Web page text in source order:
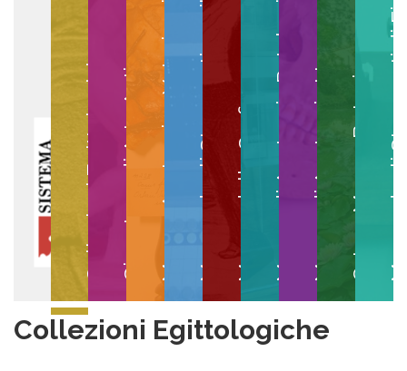
Collezioni EgittologicheGipsoteca di Arte AnticaMuseo Anatomico VeterinarioMuseo degli Strumenti per il CalcoloMuseo della GraficaMuseo di Anatomia PatologicaMuseo di Anatomia UmanaOrto e Museo BotanicoMuseo degli
Collezioni Egittologiche